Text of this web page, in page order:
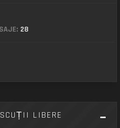
28
LIBERE